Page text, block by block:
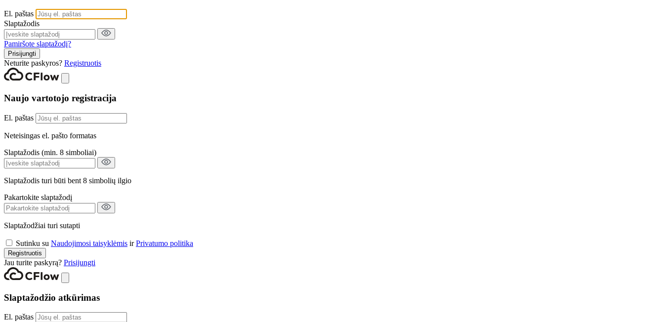
El. paštas
Slaptažodis
Pamiršote slaptažodį?
Prisijungti
Neturite paskyros? Registruotis
Naujo vartotojo registracija
El. paštas
Neteisingas el. pašto formatas
Slaptažodis (min. 8 simboliai)
Slaptažodis turi būti bent 8 simbolių ilgio
Pakartokite slaptažodį
Slaptažodžiai turi sutapti
Sutinku su Naudojimosi taisyklėmis irPrivatumo politika
Registruotis
Jau turite paskyrą? Prisijungti
Slaptažodžio atkūrimas
El. paštas